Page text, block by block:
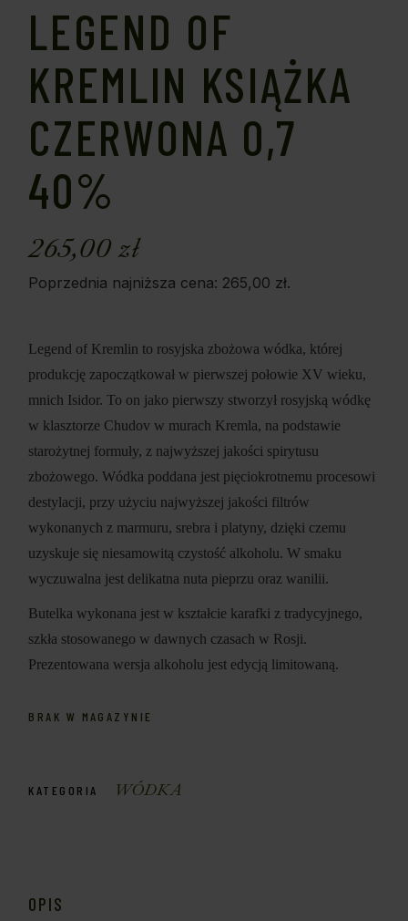
LEGEND OF
KREMLIN KSIĄŻKA
CZERWONA 0,7
40%
265,00zł
Poprzednia najniższa cena: 265,00 zł.
Legend of Kremlin to rosyjska zbożowa wódka, której
produkcję zapoczątkował w pierwszej połowie XV wieku,
mnich Isidor. To on jako pierwszy stworzył rosyjską wódkę
w klasztorze Chudov w murach Kremla, na podstawie
starożytnej formuły, z najwyższej jakości spirytusu
zbożowego. Wódka poddana jest pięciokrotnemu procesowi
destylacji, przy użyciu najwyższej jakości filtrów
wykonanych z marmuru, srebra i platyny, dzięki czemu
uzyskuje się niesamowitą czystość alkoholu. W smaku
wyczuwalna jest delikatna nuta pieprzu oraz wanilii.
Butelka wykonana jest w kształcie karafki z tradycyjnego,
szkła stosowanego w dawnych czasach w Rosji.
Prezentowana wersja alkoholu jest edycją limitowaną.
BRAK W MAGAZYNIE
KATEGORIA WÓDKA
OPIS